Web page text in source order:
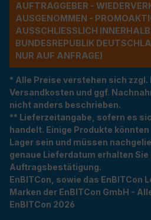
UFTRAGGEBER -
USGENOMMEN -
USSCHLIESSLICH INNERHALB
NDESREPUBLIK
R AUF ANFRAGE)
* Alle Preise verstehen sich
Versandkosten und ggf.
nicht anders beschrieben.
** Lieferzeitangabe, sofern es
handelt. Einige Produkte
Lager sein und müssen
genaue Lieferdatum erhalten
Auftragsbestätigung.
EnBITCon, sowie das EnBITCon
Marken der EnBITCon GmbH -
EnBITCon 2026